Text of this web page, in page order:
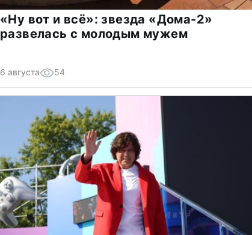
«Ну вот и всё»: звезда «Дома-2»
развелась с молодым мужем
6 августа 54